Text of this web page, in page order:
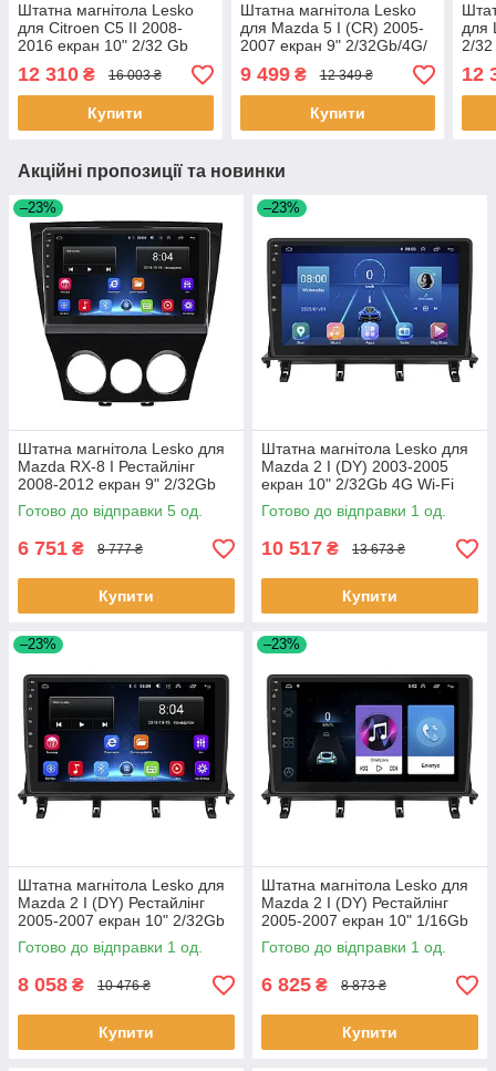
Штатна магнітола Lesko
для Citroen C5 II 2008-
2016 екран 10" 2/32 Gb
Prime 5 шт.
12 310 ₴ 16 003 ₴
Купити
Штатна магнітола Lesko
для Mazda 5 I (CR) 2005-
2007 екран 9" 2/32Gb/4G/
Android 7 шт.
9 499₴ 12 349 ₴
Купити
для
2/
12
Акційні пропозиції та новинки
–23%
Штатна магнітола Lesko для
Mazda RX-8 I Рестайлінг
2008-2012 екран 9" 2/32Gb
Wi-Fi GPS Base 5 шт.
Готово до відправки 5 од.
6 751 ₴ 8 777 ₴
Купити
–23%
Штатна магнітола Lesko для
Mazda 2 I (DY) 2003-2005
екран 10" 2/32Gb 4G Wi-Fi
GPS Top 1 шт.
Готово до відправки 1 од.
10 517 ₴ 13 673 ₴
Купити
–23%
Штатна магнітола Lesko для
Mazda 2 I (DY) Рестайлінг
2005-2007 екран 10" 2/32Gb
Wi-Fi GPS Base 1 шт.
Готово до відправки 1 од.
8 058 ₴ 10 476 ₴
Купити
–23%
Штатна магнітола Lesko для
Mazda 2 I (DY) Рестайлінг
2005-2007 екран 10" 1/16Gb
Wi-Fi GPS Base 1 шт.
Готово до відправки 1 од.
6 825 ₴ 8 873 ₴
Купити